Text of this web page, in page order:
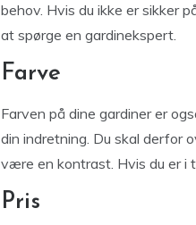
behov. Hvis du ikke er sikker
at spørge en gardinekspert.
Farve
Farven på dine gardiner er
din indretning. Du skal derfor
være en kontrast. Hvis du er i
Pris